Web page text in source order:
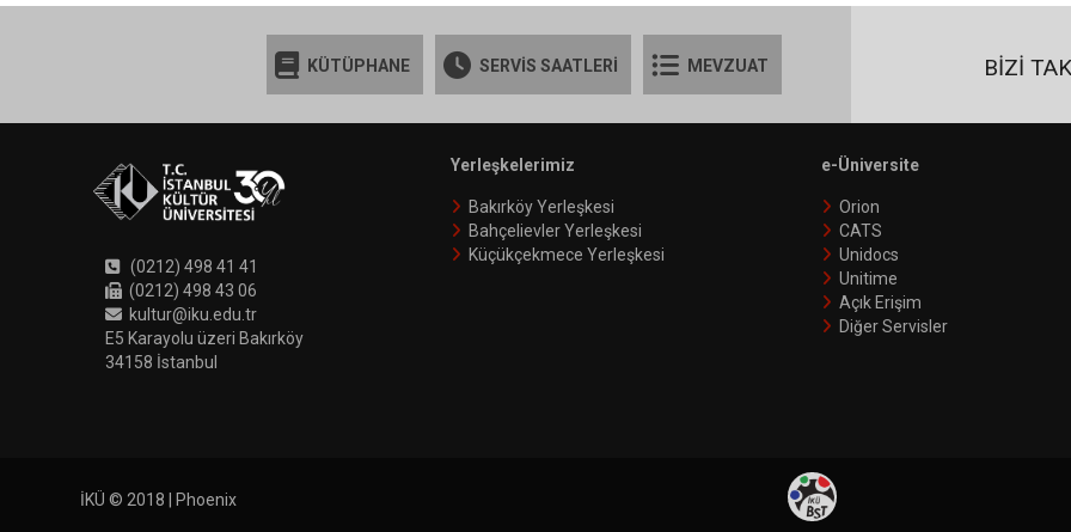
KÜTÜPHANE SERVİS SAATLERİ MEVZUAT BİZİ
(0212) 498 41 41
(0212) 498 43 06
kultur@iku.edu.tr
E5 Karayolu üzeri Bakırköy
34158 İstanbul
Yerleşkelerimiz
Bakırköy Yerleşkesi
Bahçelievler Yerleşkesi
Küçükçekmece Yerleşkesi
e-Üniversite
Orion
CATS
Unidocs
Unitime
Açık Erişim
Diğer Servisler
İKÜ © 2018 | Phoenix